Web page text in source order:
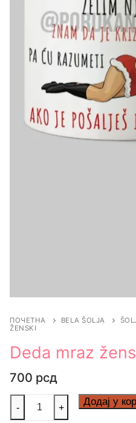
ПОЧЕТНА BELA ŠOLJA
ŽENSKI
Deda mraz
700 рсд
mraz
- + Додај у